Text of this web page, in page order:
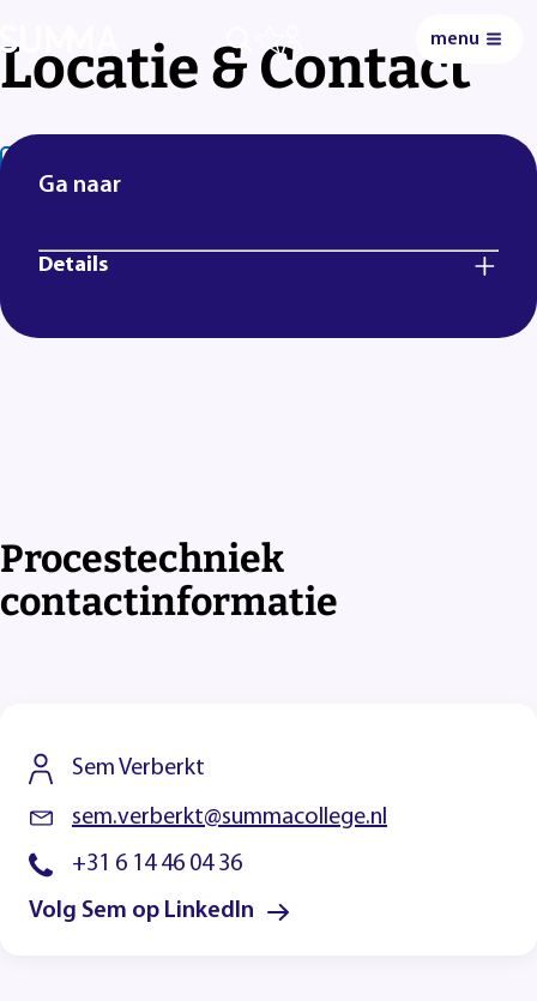
menu
Locatie & Contact
Procestechniek
contactinformatie
Sem Verberkt
sem.verberkt@summacollege.nl
+31 6 14 46 04 36
Volg Sem op LinkedIn
Ga naar
Details